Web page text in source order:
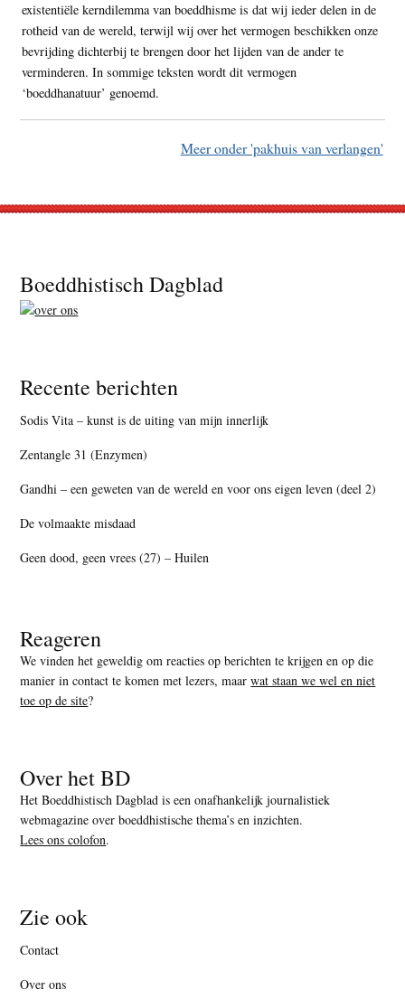
existentiële kerndilemma van boeddhisme is dat wij ieder delen in de
rotheid van de wereld, terwijl wij over het vermogen beschikken onze
bevrijding dichterbij te brengen door het lijden van de ander te
verminderen. In sommige teksten wordt dit vermogen
‘boeddhanatuur’ genoemd.
Meer onder 'pakhuis van verlangen'
Footer
Boeddhistisch Dagblad
Recente berichten
Sodis Vita – kunst is de uiting van mijn innerlijk
Zentangle 31 (Enzymen)
Gandhi – een geweten van de wereld en voor ons eigen leven (deel 2)
De volmaakte misdaad
Geen dood, geen vrees (27) – Huilen
Reageren
We vinden het geweldig om reacties op berichten te krijgen en op die
manier in contact te komen met lezers, maarwat staan we wel en niet
toe op de site?
Over het BD
Het Boeddhistisch Dagblad is een onafhankelijk journalistiek
webmagazine over boeddhistische thema’s en inzichten.
Lees ons colofon.
Zie ook
Contact
Over ons